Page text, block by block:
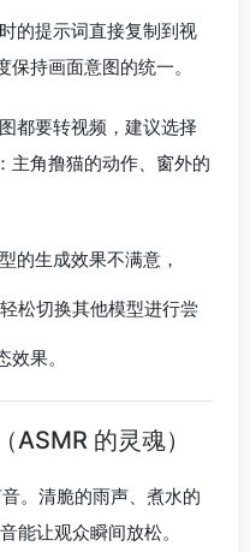
的提示词直接复制到视
持画面意图的统一。
都要转视频，建议选择
主角撸猫的动作、窗外的
的生成效果不满意，
松切换其他模型进行尝
果。
ASMR 的灵魂）
。清脆的雨声、煮水的
能让观众瞬间放松。